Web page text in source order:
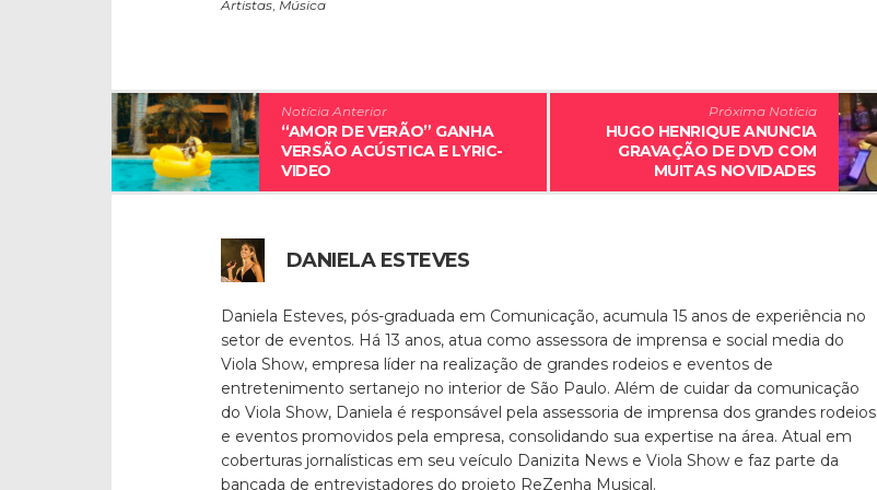
Artistas Música
Notícia Anterior
“AMOR DE VERÃO” GANHA
VERSÃO ACÚSTICA E LYRIC-
VIDEO
Próxima Notícia
HUGO HENRIQUE ANUNCIA
GRAVAÇÃO DE DVD COM
MUITAS NOVIDADES
DANIELA ESTEVES
Daniela Esteves, pós-graduada em Comunicação, acumula 15 anos de experiência no
setor de eventos. Há 13 anos, atua como assessora de imprensa e social media do
Viola Show, empresa líder na realização de grandes rodeios e eventos de
entretenimento sertanejo no interior de São Paulo. Além de cuidar da comunicação
do Viola Show, Daniela é responsável pela assessoria de imprensa dos grandes rodeios
e eventos promovidos pela empresa, consolidando sua expertise na área. Atual em
coberturas jornalísticas em seu veículo Danizita News e Viola Show e faz parte da
bancada de entrevistadores do projeto ReZenha Musical.